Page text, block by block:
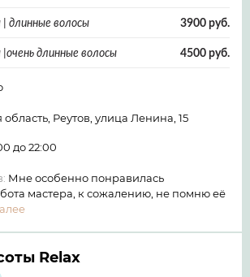
длинные волосы 3900 руб.
длинные волосы 4500 руб.
Реутов, улица Ленина, 15
до 22:00
Мне особенно понравилась
мастера, к сожалению, не помню её
Relax